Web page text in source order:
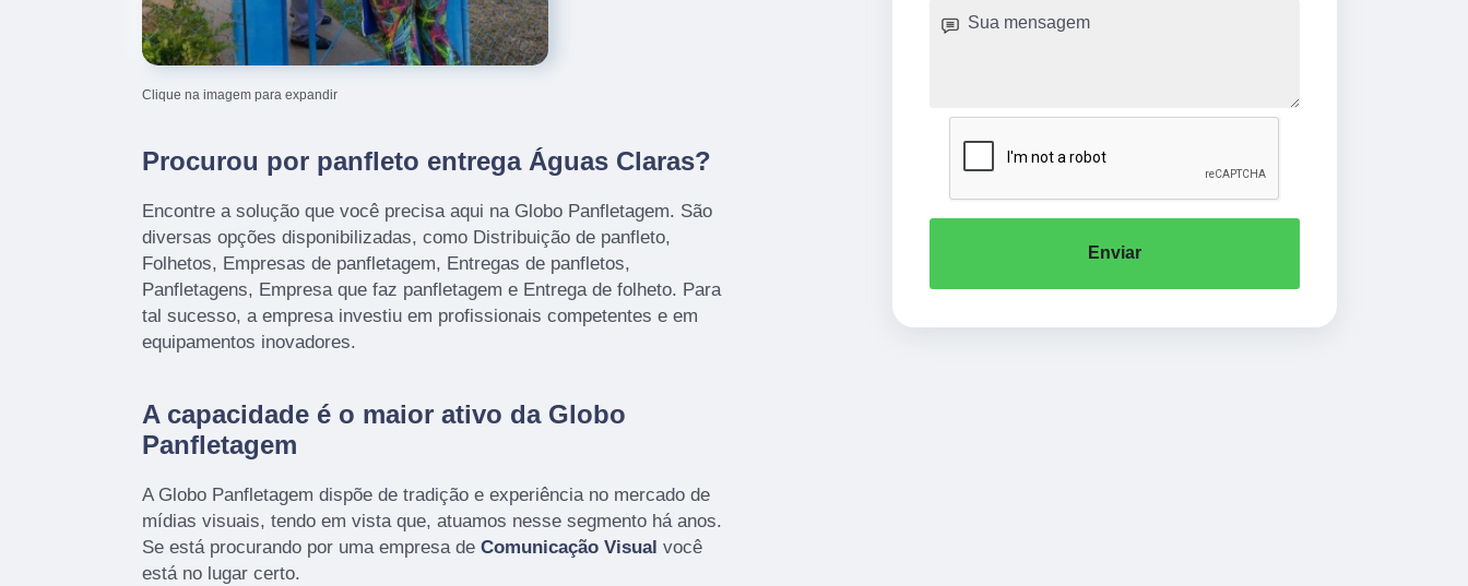
Clique na imagem para expandir
Procurou por panfleto entrega Águas Claras?
Encontre a solução que você precisa aqui na Globo Panfletagem. São
diversas opções disponibilizadas, como Distribuição de panfleto,
Folhetos, Empresas de panfletagem, Entregas de panfletos,
Panfletagens, Empresa que faz panfletagem e Entrega de folheto. Para
tal sucesso, a empresa investiu em profissionais competentes e em
equipamentos inovadores.
A capacidade é o maior ativo da Globo
Panfletagem
A Globo Panfletagem dispõe de tradição e experiência no mercado de
mídias visuais, tendo em vista que, atuamos nesse segmento há anos.
Se está procurando por uma empresa de Comunicação Visual você
está no lugar certo.
Enviar